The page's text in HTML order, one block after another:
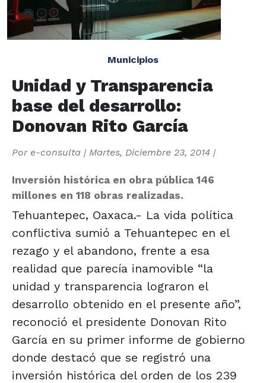
Municipios
Unidad y Transparencia
base del desarrollo:
Donovan Rito García
Por e-consulta | Martes, Diciembre 23, 2014 |
Inversión histórica en obra pública 146
millones en 118 obras realizadas.
Tehuantepec, Oaxaca.- La vida política
conflictiva sumió a Tehuantepec en el
rezago y el abandono, frente a esa
realidad que parecía inamovible “la
unidad y transparencia lograron el
desarrollo obtenido en el presente año”,
reconoció el presidente Donovan Rito
García en su primer informe de gobierno
donde destacó que se registró una
inversión histórica del orden de los 239